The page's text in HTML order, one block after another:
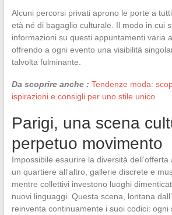
Alcuni percorsi privati aprono le porte a
età né di bagaglio culturale. Il modo in cui
informazioni su questi appuntamenti varia
offrendo a ogni evento una visibilità
talvolta fulminante.
Da scoprire anche : Tendenze moda:
ispirazioni e consigli per uno stile unico
Parigi, una scena
perpetuo movimento
Impossibile esaurire la diversità
un quartiere all’altro, gallerie discrete e
mentre collettivi investono luoghi
nuovi linguaggi. Questa scena, lontana
reinventa continuamente i suoi codici: ogni